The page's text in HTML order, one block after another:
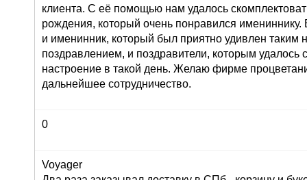
клиента. С её помощью нам удалось
рождения, который очень понравился имениннику.
и именинник, который был приятно удивлен таким
поздравлением, и поздравители, которым удалось
настроение в такой день. Желаю фирме
дальнейшее сотрудничество.
0
Voyager